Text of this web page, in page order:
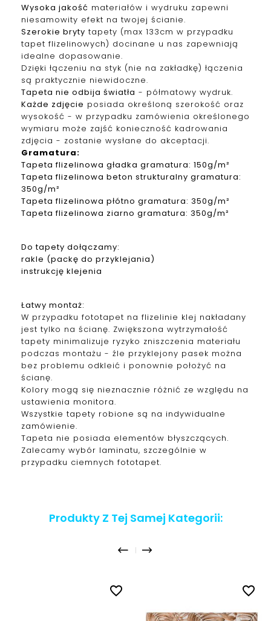
Wysoka jakość materiałów i wydruku zapewni
niesamowity efekt na twojej ścianie.
Szerokie bryty tapety (max 133cm w przypadku
tapet flizelinowych) docinane u nas zapewniają
idealne dopasowanie.
Dzięki łączeniu na styk (nie na zakładkę) łączenia
są praktycznie niewidoczne.
Tapeta nie odbija światła - półmatowy wydruk.
Każde zdjęcie posiada określoną szerokość oraz
wysokość - w przypadku zamówienia określonego
wymiaru może zajść konieczność kadrowania
zdjęcia - zostanie wysłane do akceptacji.
Gramatura:
Tapetaflizelinowa gładka gramatura: 150g/m²
Tapetaflizelinowa beton strukturalny gramatura:
350g/m²
Tapetaflizelinowa płótno gramatura: 350g/m²
Tapetaflizelinowa ziarno gramatura: 350g/m²
Do tapety dołączamy:
rakle (packę do przyklejania)
instrukcję klejenia
Łatwy montaż:
W przypadku fototapet na flizelinie klej nakładany
jest tylko na ścianę. Zwiększona wytrzymałość
tapety minimalizuje ryzyko zniszczenia materiału
podczas montażu - źle przyklejony pasek można
bez problemu odkleić i ponownie położyć na
ścianę.
Kolory mogą się nieznacznie różnić ze względu na
ustawienia monitora.
Wszystkie tapety robione są na indywidualne
zamówienie.
Tapeta nie posiada elementów błyszczących.
Zalecamy wybór laminatu, szczególnie w
przypadku ciemnych fototapet.
Produkty Z Tej Samej Kategorii:
favorite_border favorite_border